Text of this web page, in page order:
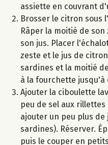
assiette en couvrant
Brosser le citron sous
Râper la moitié de
son jus. Placer
zeste et le jus de
sardines et la moitié
à la fourchette
Ajouter la ciboulette
peu de sel aux
ajouter un peu plus
sardines). Réserver.
puis le couper en